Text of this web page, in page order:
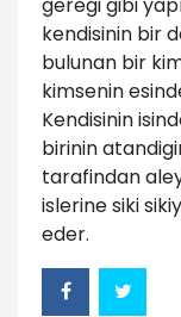
geregi gibi
kendisinin bir
bulunan bir
kimsenin
Kendisinin
birinin
tarafindan
islerine siki
eder.